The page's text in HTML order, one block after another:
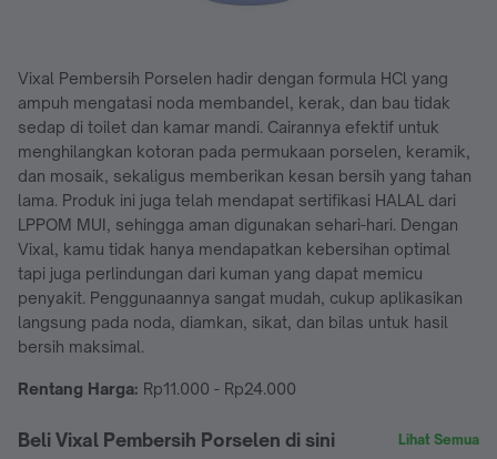
Vixal Pembersih Porselen hadir dengan formula HCl yang
ampuh mengatasi noda membandel, kerak, dan bau tidak
sedap di toilet dan kamar mandi. Cairannya efektif untuk
menghilangkan kotoran pada permukaan porselen, keramik,
dan mosaik, sekaligus memberikan kesan bersih yang tahan
lama. Produk ini juga telah mendapat sertifikasi HALAL dari
LPPOM MUI, sehingga aman digunakan sehari-hari. Dengan
Vixal, kamu tidak hanya mendapatkan kebersihan optimal
tapi juga perlindungan dari kuman yang dapat memicu
penyakit. Penggunaannya sangat mudah, cukup aplikasikan
langsung pada noda, diamkan, sikat, dan bilas untuk hasil
bersih maksimal.
Rentang Harga: Rp11.000 - Rp24.000
Beli Vixal Pembersih Porselen di sini Lihat Semua